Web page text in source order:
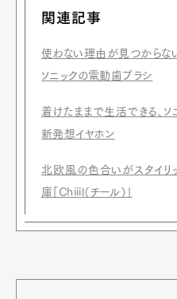
関連記事
使わない理由が見つから
ソニックの電動歯ブラシ
着けたままで生活できる、
新発想イヤホン
北欧風の色合いがスタイリ
庫「Chiiil（チール）」